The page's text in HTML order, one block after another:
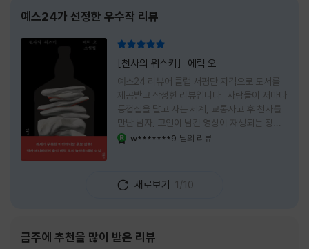
예스24가 선정한 우수작 리뷰
[천사의 위스키]_에릭 오
예스24 리뷰어 클럽 서평단 자격으로 도서를
제공받고 작성한 리뷰입니다 사람들이 저마다
등껍질을 달고 사는 세계, 교통사고 후 천사를
만난 남자, 고인이 남긴 영상이 재생되는 장례
식장에서 똥을 싼 개. 이 책에는 몇 줄만 읽어도
넘어가 있었다. 소설을 읽으면서 잘 만든 단편
애니메이션 여러 편을 차례로 보는 기분이 들었
선명하게 그려졌고, 한 편이 끝날 때마다 질문
w*******9 님의 리뷰
새로보기 1/10
금주에 추천을 많이 받은 리뷰